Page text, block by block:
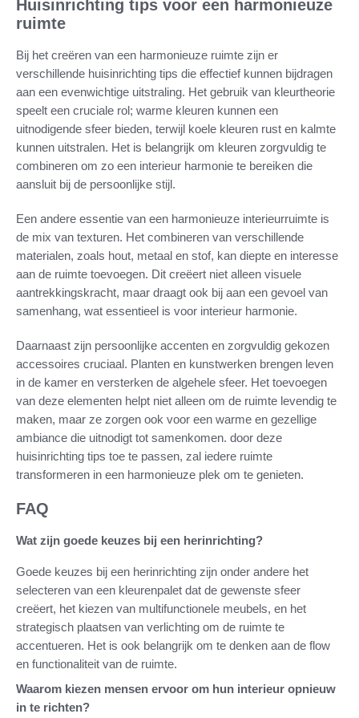
Huisinrichting tips voor een harmonieuze
ruimte
Bij het creëren van een harmonieuze ruimte zijn er
verschillende huisinrichting tips die effectief kunnen bijdragen
aan een evenwichtige uitstraling. Het gebruik van kleurtheorie
speelt een cruciale rol; warme kleuren kunnen een
uitnodigende sfeer bieden, terwijl koele kleuren rust en kalmte
kunnen uitstralen. Het is belangrijk om kleuren zorgvuldig te
combineren om zo een interieur harmonie te bereiken die
aansluit bij de persoonlijke stijl.
Een andere essentie van een harmonieuze interieurruimte is
de mix van texturen. Het combineren van verschillende
materialen, zoals hout, metaal en stof, kan diepte en interesse
aan de ruimte toevoegen. Dit creëert niet alleen visuele
aantrekkingskracht, maar draagt ook bij aan een gevoel van
samenhang, wat essentieel is voor interieur harmonie.
Daarnaast zijn persoonlijke accenten en zorgvuldig gekozen
accessoires cruciaal. Planten en kunstwerken brengen leven
in de kamer en versterken de algehele sfeer. Het toevoegen
van deze elementen helpt niet alleen om de ruimte levendig te
maken, maar ze zorgen ook voor een warme en gezellige
ambiance die uitnodigt tot samenkomen. door deze
huisinrichting tips toe te passen, zal iedere ruimte
transformeren in een harmonieuze plek om te genieten.
FAQ
Wat zijn goede keuzes bij een herinrichting?
Goede keuzes bij een herinrichting zijn onder andere het
selecteren van een kleurenpalet dat de gewenste sfeer
creëert, het kiezen van multifunctionele meubels, en het
strategisch plaatsen van verlichting om de ruimte te
accentueren. Het is ook belangrijk om te denken aan de flow
en functionaliteit van de ruimte.
Waarom kiezen mensen ervoor om hun interieur opnieuw
in te richten?